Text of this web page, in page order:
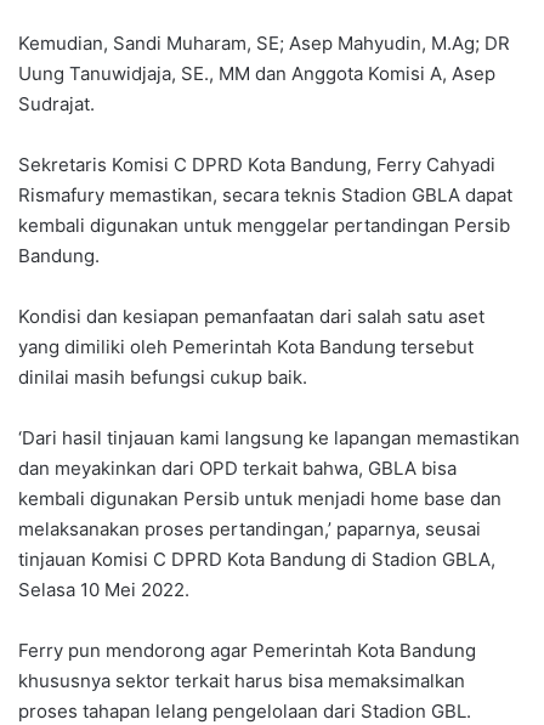
Kemudian, Sandi Muharam, SE; Asep Mahyudin, M.Ag; DR
Uung Tanuwidjaja, SE., MM dan Anggota Komisi A, Asep
Sudrajat.
Sekretaris Komisi C DPRD Kota Bandung, Ferry Cahyadi
Rismafury memastikan, secara teknis Stadion GBLA dapat
kembali digunakan untuk menggelar pertandingan Persib
Bandung.
Kondisi dan kesiapan pemanfaatan dari salah satu aset
yang dimiliki oleh Pemerintah Kota Bandung tersebut
dinilai masih befungsi cukup baik.
‘Dari hasil tinjauan kami langsung ke lapangan memastikan
dan meyakinkan dari OPD terkait bahwa, GBLA bisa
kembali digunakan Persib untuk menjadi home base dan
melaksanakan proses pertandingan,’ paparnya, seusai
tinjauan Komisi C DPRD Kota Bandung di Stadion GBLA,
Selasa 10 Mei 2022.
Ferry pun mendorong agar Pemerintah Kota Bandung
khususnya sektor terkait harus bisa memaksimalkan
proses tahapan lelang pengelolaan dari Stadion GBL.